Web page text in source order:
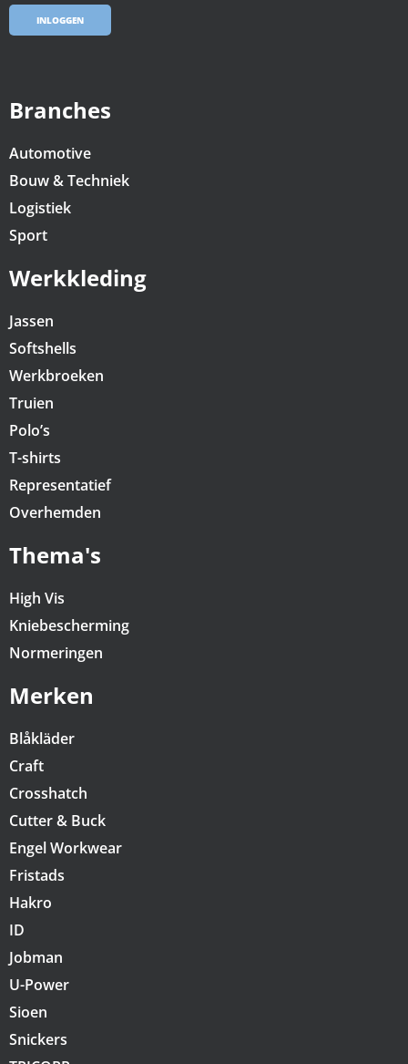
INLOGGEN
Branches
Automotive
Bouw & Techniek
Logistiek
Sport
Werkkleding
Jassen
Softshells
Werkbroeken
Truien
Polo’s
T-shirts
Representatief
Overhemden
Thema's
High Vis
Kniebescherming
Normeringen
Merken
Blåkläder
Craft
Crosshatch
Cutter & Buck
Engel Workwear
Fristads
Hakro
ID
Jobman
U-Power
Sioen
Snickers